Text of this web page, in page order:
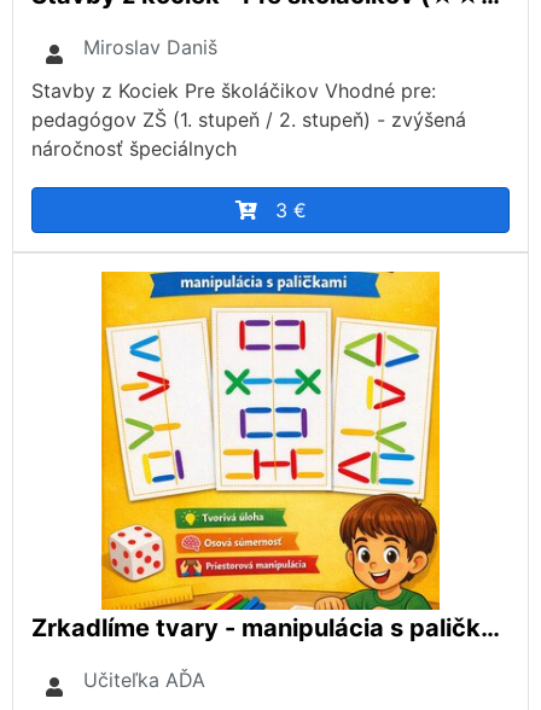
Miroslav Daniš
Stavby z Kociek Pre školáčikov Vhodné pre:
pedagógov ZŠ (1. stupeň / 2. stupeň) - zvýšená
náročnosť špeciálnych
3 €
Zrkadlíme tvary - manipulácia s paličkami
Učiteľka AĎA